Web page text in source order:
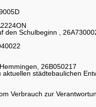
den Schulbeginn ,
26B050217
städtebaulichen
Verbrauch zur